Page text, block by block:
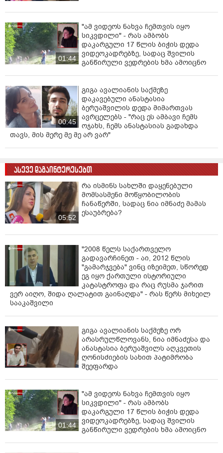
01:44
"ამ ვიდეოს ნახვა ჩემთვის იყო
სიკვდილი" - რას ამბობს
დაკარგული 17 წლის ბიჭის დედა
ვიდეოკადრებზე, სადაც შვილის
განწირული ვედრების ხმა ამოიცნო
00:45
გიგა ავალიანის საქმეზე
დაკავებული ანასტასია
ბერუაშვილის დედა მიმართვას
ავრცელებს - "რაც ეს ამბავი ჩემს
ოჯახს, ჩემს ანასტასიას გადახდა
თავს, მის მერე მე მე არ ვარ"
ასევე დაგაინტერესებთ
05:52
რა ისმინს სახლში დაყენებული
მომსასმენი მოწყობილობის
ჩანაწერში, სადაც ნია იმნაძე მამას
ესაუბრება?
"2008 წელს საქართველო
გადავარჩინეთ - აი, 2012 წლის
"გამარჯვება" ვინც იზეიმეთ, სწორედ
ეგ იყო ქართული ისტორიული
კატასტროფა და რაც რუსმა ჯარით
ვერ აიღო, შიდა ღალატით გაინაღდა" - რას წერს მიხეილ
სააკაშვილი
გიგა ავალიანის საქმეზე ორ
არასრულწლოვანს, ნია იმნაძესა და
ანასტასია ბერუაშვილს აღკვეთის
ღონისძიების სახით პატიმრობა
შეეფარდა
01:44
"ამ ვიდეოს ნახვა ჩემთვის იყო
სიკვდილი" - რას ამბობს
დაკარგული 17 წლის ბიჭის დედა
ვიდეოკადრებზე, სადაც შვილის
განწირული ვედრების ხმა ამოიცნო